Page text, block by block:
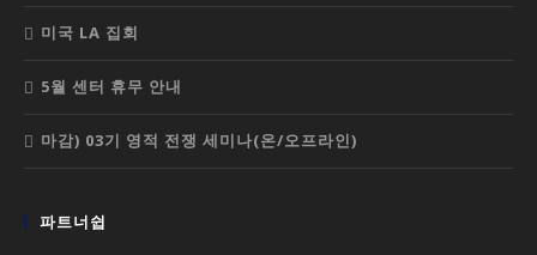
미국 LA 집회
5월 센터 휴무 안내
마감) 03기 영적 전쟁 세미나(온/오프라인)
파트너쉽